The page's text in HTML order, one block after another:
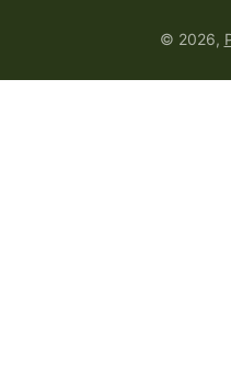
© 2026,